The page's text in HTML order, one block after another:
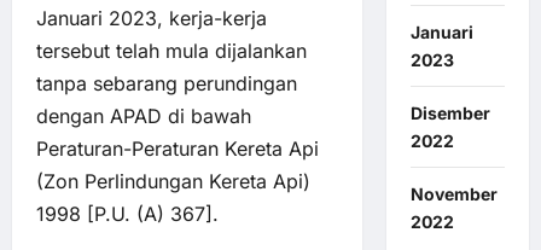
Januari 2023, kerja-kerja
tersebut telah mula dijalankan
tanpa sebarang perundingan
dengan APAD di bawah
Peraturan-Peraturan Kereta Api
(Zon Perlindungan Kereta Api)
1998 [P.U. (A) 367].
Januari
2023
Disember
2022
November
2022